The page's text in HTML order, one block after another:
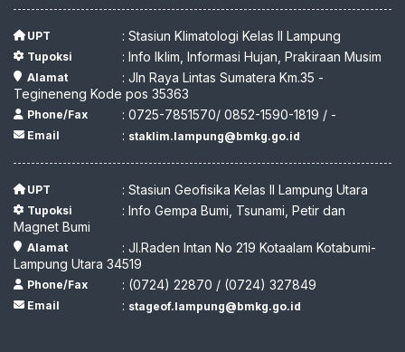
UPT : Stasiun Klimatologi Kelas II Lampung
Tupoksi : Info Iklim, Informasi Hujan, Prakiraan Musim
Alamat
: Jln Raya Lintas Sumatera Km.35 -
Tegineneng Kode pos 35363
Phone/Fax : 0725-7851570/ 0852-1590-1819 / -
Email : staklim.lampung@bmkg.go.id
UPT : Stasiun Geofisika Kelas II Lampung Utara
Tupoksi
: Info Gempa Bumi, Tsunami, Petir dan
Magnet Bumi
Alamat
: Jl.Raden Intan No 219 Kotaalam Kotabumi-
Lampung Utara 34519
Phone/Fax : (0724) 22870 / (0724) 327849
Email : stageof.lampung@bmkg.go.id